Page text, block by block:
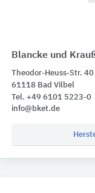
Blancke und
Theodor-Heuss-Str. 40
61118 Bad Vilbel
Tel. +49 6101 5223-0
info@bket.de